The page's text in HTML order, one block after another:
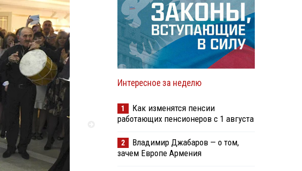
Интересное за неделю
1
Как изменятся пенсии
работающих пенсионеров с 1 августа
2
Владимир Джабаров — о том,
зачем Европе Армения